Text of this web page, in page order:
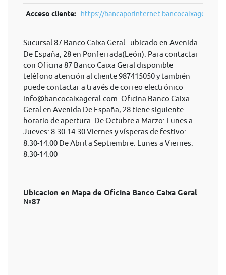
Acceso cliente: https://bancaporinternet.bancocaixage...
Sucursal 87 Banco Caixa Geral - ubicado en Avenida
De España, 28 en Ponferrada(León). Para contactar
con Oficina 87 Banco Caixa Geral disponible
teléfono atención al cliente 987415050 y también
puede contactar a través de correo electrónico
info@bancocaixageral.com . Oficina Banco Caixa
Geral en Avenida De España, 28 tiene siguiente
horario de apertura. De Octubre a Marzo: Lunes a
Jueves: 8.30-14.30 Viernes y vísperas de festivo:
8.30-14.00 De Abril a Septiembre: Lunes a Viernes:
8.30-14.00
Ubicacion en Mapa de Oficina Banco Caixa Geral
№87